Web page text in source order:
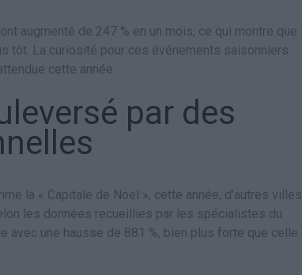
augmenté de 247 % en un mois, ce qui montre que
tôt. La curiosité pour ces événements saisonniers
cette année.
par des
la « Capitale de Noël », cette année, d’autres villes
les données recueillies par les spécialistes du
avec une hausse de 881 %, bien plus forte que celle